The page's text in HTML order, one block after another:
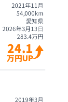
2021年11月
54,000km
愛知県
2026年3月13日
283.4万円
24.1
万円UP
2019年3月